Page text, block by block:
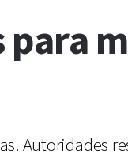
Autoridades